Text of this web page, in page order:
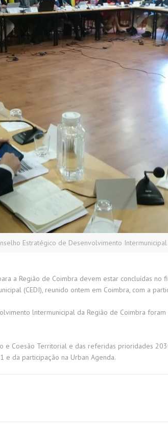
Estratégico de Desenvolvimento
a Região de Coimbra devem estar concluídas
(CEDI), reunido ontem em Coimbra, com a
lntermunicipal da Região de Coimbra
e Coesão Territorial e das referidas prioridades
e da participação na Urban Agenda.